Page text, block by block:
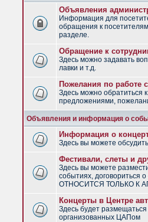
Объявления
Информация для
обращения к
разделе.
Обращение к
Здесь можно задавать
лавки и т.д.
Пожелания по работе
Здесь можно обратиться
предложениями,
Объявления и информация о
Информация о
Здесь вы можете
Фестивали, слеты и
Здесь вы можете
событиях, договориться
ОТНОСИТСЯ ТОЛЬКО К
Концерты в Центре
Здесь будет
организованных ЦАПом